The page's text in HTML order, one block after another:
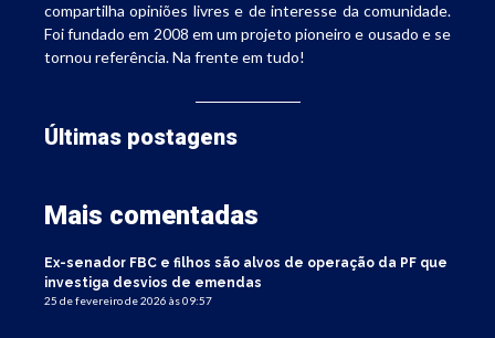
compartilha opiniões livres e de interesse da comunidade.
Foi fundado em 2008 em um projeto pioneiro e ousado e se
tornou referência. Na frente em tudo!
Últimas postagens
Mais comentadas
Ex-senador FBC e filhos são alvos de operação da PF que
investiga desvios de emendas
25 de fevereiro de 2026 às 09:57